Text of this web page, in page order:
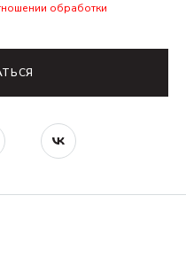
обработки